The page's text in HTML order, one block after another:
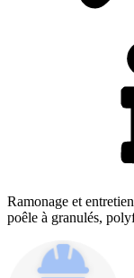
Ramonage et
poêle à granulés,